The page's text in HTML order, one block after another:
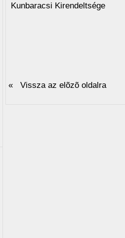
Kunbaracsi Kirendeltsége
« Vissza az elõzõ oldalra